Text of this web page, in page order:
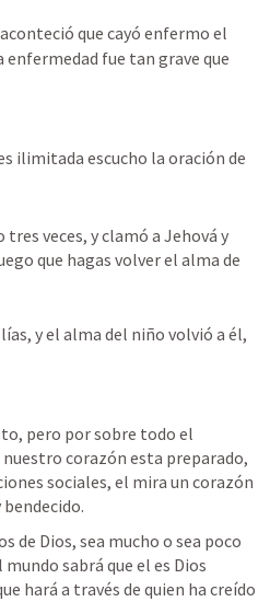
que cayó enfermo el
enfermedad fue tan grave que
ilimitada escucho la oración de
veces, y clamó a Jehová y
que hagas volver el alma de
y el alma del niño volvió a él,
pero por sobre todo el
corazón esta preparado,
sociales, el mira un corazón
de Dios, sea mucho o sea poco
sabrá que el es Dios
hará a través de quien ha creído